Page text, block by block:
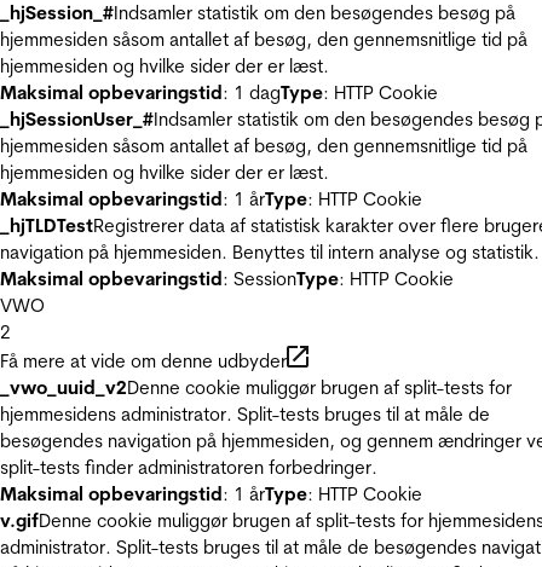
_hjSession_#Indsamler statistik om den besøgendes besøg på
hjemmesiden såsom antallet af besøg, den gennemsnitlige tid på
hjemmesiden og hvilke sider der er læst.
Maksimal opbevaringstid: 1 dagType: HTTP Cookie
_hjSessionUser_#Indsamler statistik om den besøgendes besøg
hjemmesiden såsom antallet af besøg, den gennemsnitlige tid på
hjemmesiden og hvilke sider der er læst.
Maksimal opbevaringstid: 1 årType: HTTP Cookie
_hjTLDTestRegistrerer data af statistisk karakter over flere
navigation på hjemmesiden. Benyttes til intern analyse og statistik.
Maksimal opbevaringstid: SessionType: HTTP Cookie
VWO
2
Få mere at vide om denne udbyder
_vwo_uuid_v2Denne cookie muliggør brugen af split-tests for
hjemmesidens administrator. Split-tests bruges til at måle de
besøgendes navigation på hjemmesiden, og gennem ændringer
split-tests finder administratoren forbedringer.
Maksimal opbevaringstid: 1 årType: HTTP Cookie
v.gifDenne cookie muliggør brugen af split-tests for
administrator. Split-tests bruges til at måle de besøgendes